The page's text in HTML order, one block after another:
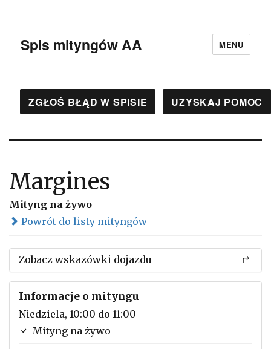
Spis mityngów AA MENU
ZGŁOŚ BŁĄD W SPISIE UZYSKAJ POMOC
Margines
Mityng na żywo
Powrót do listy mityngów
Zobacz wskazówki dojazdu
Informacje o mityngu
Niedziela, 10:00 do 11:00
Mityng na żywo